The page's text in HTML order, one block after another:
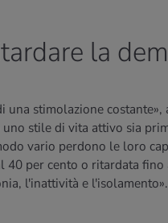
la
una stimolazione
stile di vita attivo sia
vario perdono le loro
40 per cento o ritardata
l'inattività e l'isolamento».